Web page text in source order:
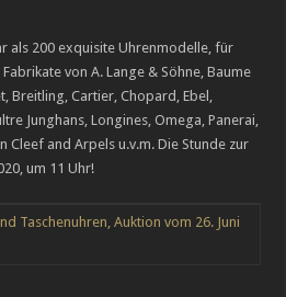
als 200 exquisite Uhrenmodelle, für
von A. Lange & Söhne, Baume
Breitling, Cartier, Chopard, Ebel,
Junghans, Longines, Omega, Panerai,
Cleef and Arpels u.v.m. Die Stunde zur
um 11 Uhr!
Taschenuhren, Auktion vom 26. Juni